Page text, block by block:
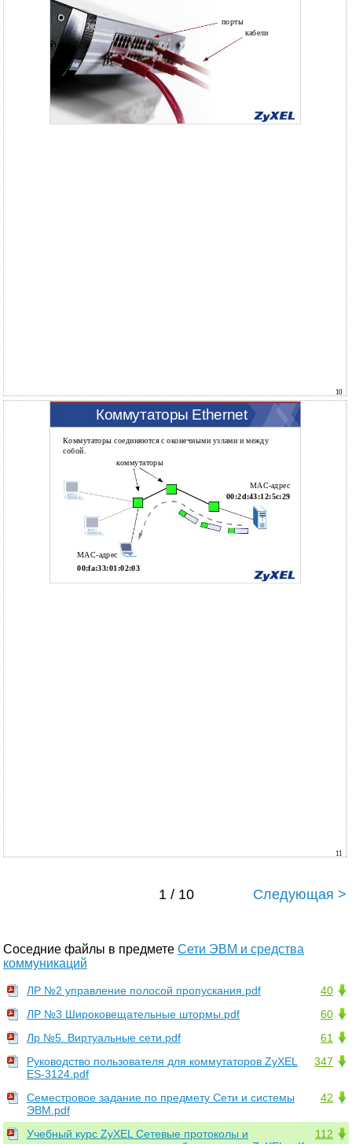
порты
кабели
10
Коммутаторы Ethernet
Коммутаторы соединяются с оконечными узлами и между
собой.
коммутаторы
MAC-адрес
00:2d:43:12:5c:29
MAC-адрес
00:fa:33:01:02:03
11
1 / 10 Следующая >
Соседние файлы в предмете Сети ЭВМ и средства
коммуникаций
40
ЛР №2 управление полосой пропускания.pdf
60
ЛР №3 Широковещательные штормы.pdf
61
Лр №5. Виртуальные сети.pdf
347
Руководство пользователя для коммутаторов ZyXEL
ES-3124.pdf
42
Семестровое задание по предмету Сети и системы
ЭВМ.pdf
112
Учебный курс ZyXEL Сетевые протоколы и